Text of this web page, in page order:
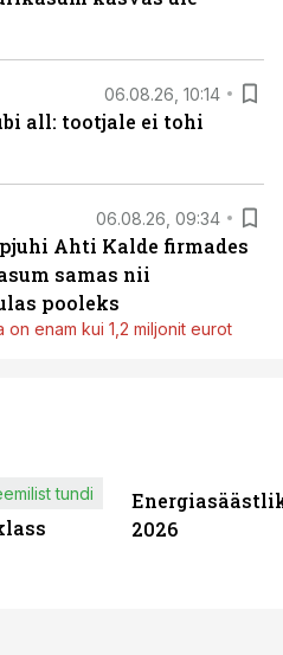
06.08.26, 10:14
all: tootjale ei tohi
06.08.26, 09:34
Ahti Kalde firmades
samas nii
pooleks
on enam kui 1,2 miljonit eurot
tundi
2026